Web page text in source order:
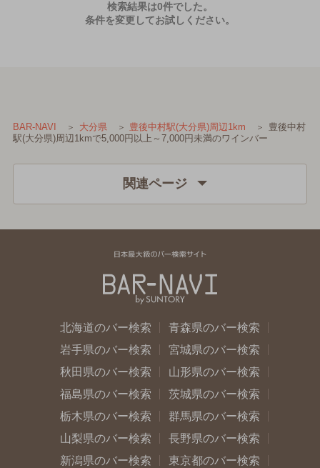
検索結果は0件でした。
条件を変更してお試しください。
BAR-NAVI 大分県 豊後中村駅(大分県)周辺1km
豊後中村
駅(大分県)周辺1kmで5,000円以上～7,000円未満のワインバー
関連ページ
北海道のバー検索
青森県のバー検索
岩手県のバー検索
宮城県のバー検索
秋田県のバー検索
山形県のバー検索
福島県のバー検索
茨城県のバー検索
栃木県のバー検索
群馬県のバー検索
山梨県のバー検索
長野県のバー検索
新潟県のバー検索
東京都のバー検索